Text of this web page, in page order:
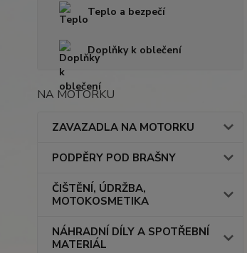
Teplo a bezpečí
Doplňky k oblečení
NA MOTORKU
ZAVAZADLA NA MOTORKU
PODPĚRY POD BRAŠNY
ČIŠTĚNÍ, ÚDRŽBA,
MOTOKOSMETIKA
NÁHRADNÍ DÍLY A SPOTŘEBNÍ
MATERIÁL